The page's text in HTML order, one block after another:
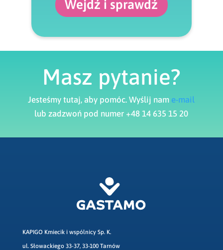
Wejdź i sprawdź
Masz pytanie?
Jesteśmy tutaj, aby pomóc. Wyślij nam e-mail
lub zadzwoń pod numer +48 14 635 15 20
KAPIGO Kmiecik i wspólnicy Sp. K.
ul. Słowackiego 33-37, 33-100 Tarnów